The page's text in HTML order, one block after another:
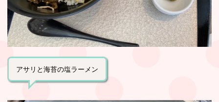
アサリと海苔の塩ラーメン